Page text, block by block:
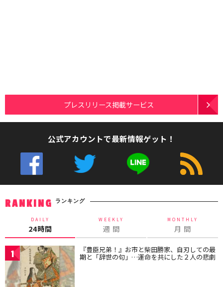
プレスリリース掲載サービス
公式アカウントで最新情報ゲット！
RANKING ランキング
DAILY
24時間
WEEKLY
週 間
MONTHLY
月 間
1 『豊臣兄弟！』お市と柴田勝家、自刃しての最
期と「辞世の句」…運命を共にした２人の悲劇